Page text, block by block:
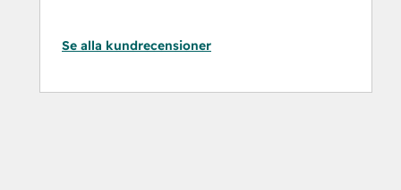
Se alla kundrecensioner